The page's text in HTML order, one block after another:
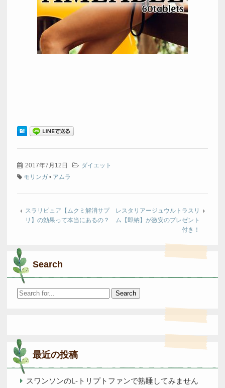
2017年7月12日
ダイエット
モリンガ • アムラ
スラリピュア【ムクミ解消サプ
リ】の効果って本当にあるの？
レスタリアージュウルトラスリ
ム【即納】が激安のプレゼント
付き！
Search
Search
最近の投稿
スワンソンのL-トリプトファンで熟睡してみません